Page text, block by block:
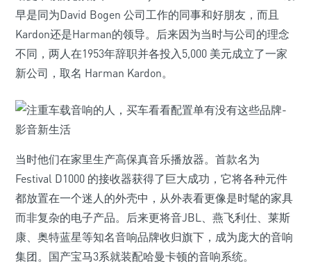
早是同为David Bogen 公司工作的同事和好朋友，而且
Kardon还是Harman的领导。后来因为当时与公司的理念
不同，两人在1953年辞职并各投入5,000 美元成立了一家
新公司，取名 Harman Kardon。
当时他们在家里生产高保真音乐播放器。首款名为
Festival D1000 的接收器获得了巨大成功，它将各种元件
都放置在一个迷人的外壳中，从外表看更像是时髦的家具
而非复杂的电子产品。后来更将音JBL、燕飞利仕、莱斯
康、奥特蓝星等知名音响品牌收归旗下，成为庞大的音响
集团。国产宝马3系就装配哈曼卡顿的音响系统。